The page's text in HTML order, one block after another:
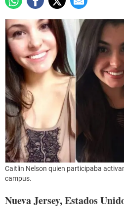
Caitlin Nelson quien participaba
campus.
Nueva Jersey, Estados